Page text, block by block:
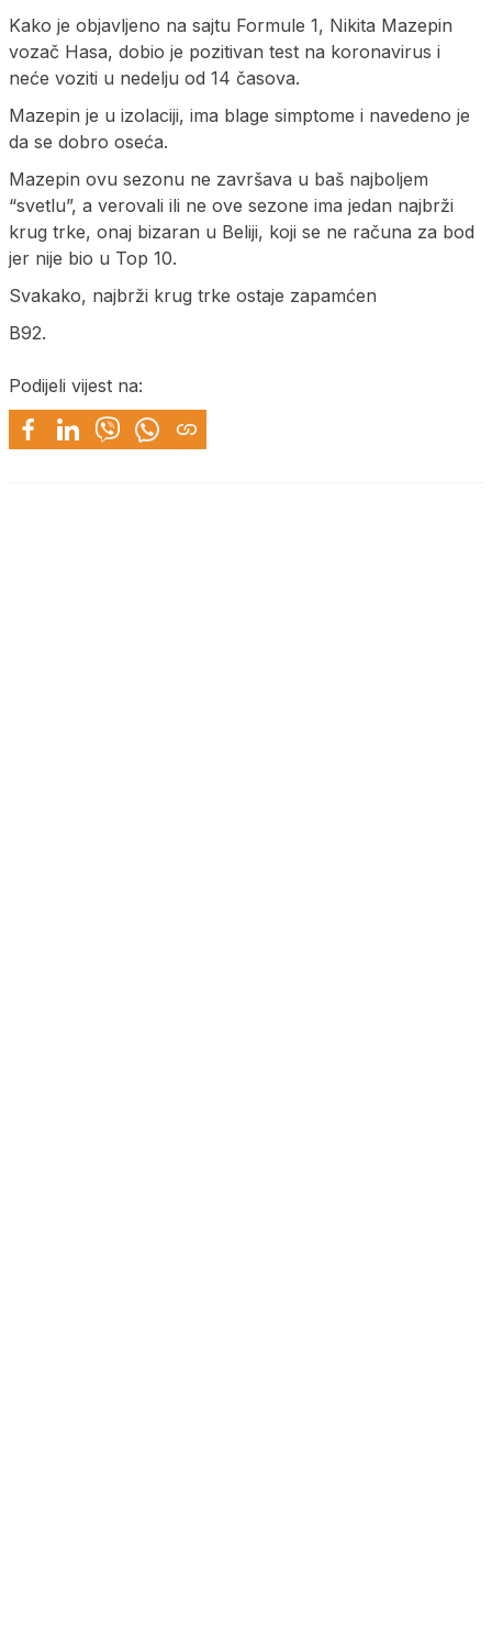
Kako je objavljeno na sajtu Formule 1, Nikita Mazepin
vozač Hasa, dobio je pozitivan test na koronavirus i
neće voziti u nedelju od 14 časova.
Mazepin je u izolaciji, ima blage simptome i navedeno je
da se dobro oseća.
Mazepin ovu sezonu ne završava u baš najboljem
“svetlu”, a verovali ili ne ove sezone ima jedan najbrži
krug trke, onaj bizaran u Beliji, koji se ne računa za bod
jer nije bio u Top 10.
Svakako, najbrži krug trke ostaje zapamćen
B92.
Podijeli vijest na: